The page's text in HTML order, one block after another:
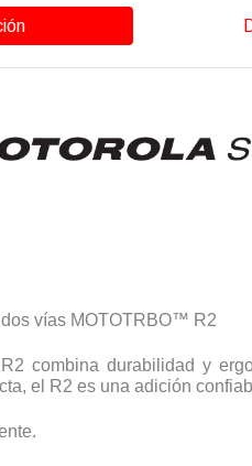
vías MOTOTRBO™ R2
combina durabilidad y
el R2 es una adición